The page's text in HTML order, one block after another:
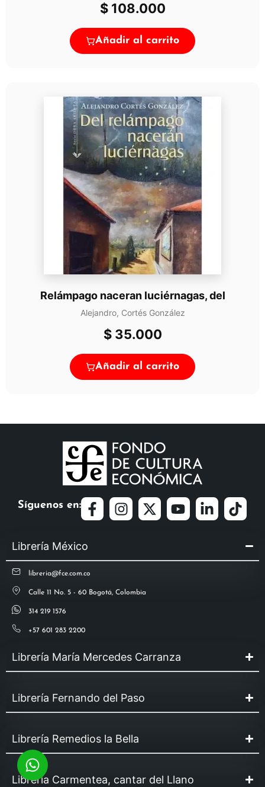
$108.000
Añadir al carrito
Relámpago naceran luciérnagas, del
Alejandro, Cortés González
$35.000
Añadir al carrito
Síguenos en:
Librería México
libreria@fce.com.co
Calle 11 No. 5 - 60 Bogotá, Colombia
314 219 1576
+57 601 283 2200
Librería María Mercedes Carranza
Librería Fernando del Paso
Librería Remedios la Bella
Librería Carmentea, cantar del Llano